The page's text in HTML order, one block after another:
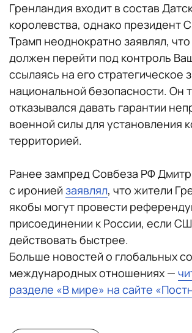
Гренландия входит в состав
королевства, однако президент
Трамп неоднократно заявлял,
должен перейти под контроль
ссылаясь на его стратегическое
национальной безопасности. Он
отказывался давать гарантии
военной силы для установления
территорией.
Ранее зампред Совбеза РФ
с иронией заявлял, что жители
якобы могут провести
присоединении к России, если
действовать быстрее.
Больше новостей о глобальных
международных отношениях —
разделе «В мире» на сайте